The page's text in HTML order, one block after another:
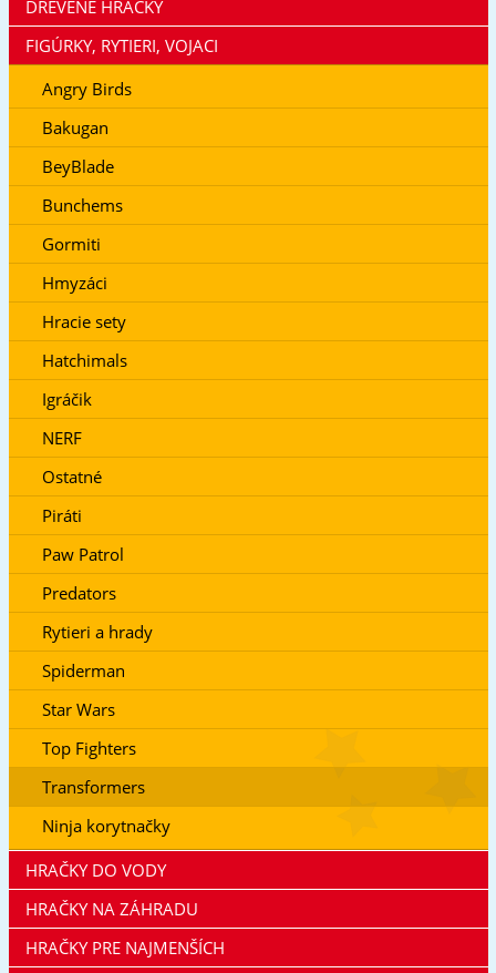
DREVENÉ HRAČKY
FIGÚRKY, RYTIERI, VOJACI
Angry Birds
Bakugan
BeyBlade
Bunchems
Gormiti
Hmyzáci
Hracie sety
Hatchimals
Igráčik
NERF
Ostatné
Piráti
Paw Patrol
Predators
Rytieri a hrady
Spiderman
Star Wars
Top Fighters
Transformers
Ninja korytnačky
HRAČKY DO VODY
HRAČKY NA ZÁHRADU
HRAČKY PRE NAJMENŠÍCH